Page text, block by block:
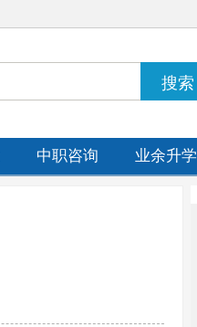
中职咨询 业余升学